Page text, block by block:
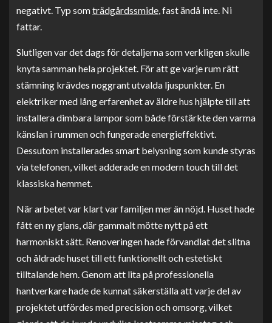
negativt. Typ somträdgårdssmide, fast ändå inte. Ni
fattar.
Slutligen var det dags för detaljerna som verkligen skulle
knyta samman hela projektet. För att ge varje rum rätt
stämning krävdes noggrant utvalda ljuspunkter. En
elektriker med lång erfarenhet av äldre hus hjälpte till att
installera dimbara lampor som både förstärkte den varma
känslan i rummen och fungerade energieffektivt.
Dessutom installerades smart belysning som kunde styras
via telefonen, vilket adderade en modern touch till det
klassiska hemmet.
När arbetet var klart var familjen mer än nöjd. Huset hade
fått en ny glans, där gammalt mötte nytt på ett
harmoniskt sätt. Renoveringen hade förvandlat det slitna
och åldrade huset till ett funktionellt och estetiskt
tilltalande hem. Genom att lita på professionella
hantverkare hade de kunnat säkerställa att varje del av
projektet utfördes med precision och omsorg, vilket